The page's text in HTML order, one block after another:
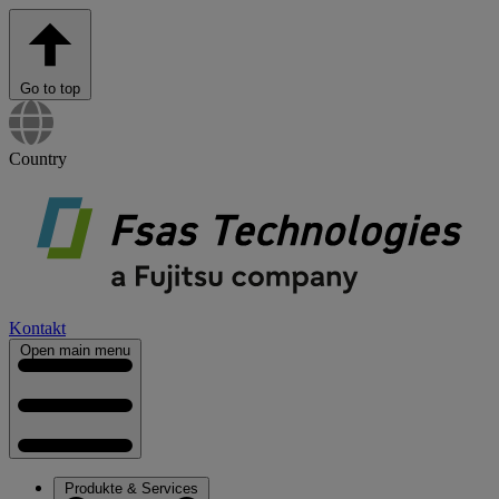
Go to top
Country
Kontakt
Open main menu
Produkte & Services